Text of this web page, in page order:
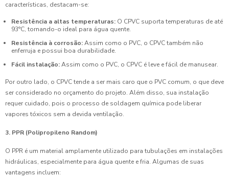
características, destacam-se:
Resistência a altas temperaturas: O CPVC suporta temperaturas de até
93°C, tornando-o ideal para água quente.
Resistência à corrosão:Assim como o PVC, o CPVC também não
enferruja e possui boa durabilidade.
Fácil instalação:Assim como o PVC, o CPVC é leve e fácil de manusear.
Por outro lado, o CPVC tende a ser mais caro que o PVC comum, o que deve
ser considerado no orçamento do projeto. Além disso, sua instalação
requer cuidado, pois o processo de soldagem química pode liberar
vapores tóxicos sem a devida ventilação.
3. PPR (Polipropileno Random)
O PPR é um material amplamente utilizado para tubulações em instalações
hidráulicas, especialmente para água quente e fria. Algumas de suas
vantagens incluem: